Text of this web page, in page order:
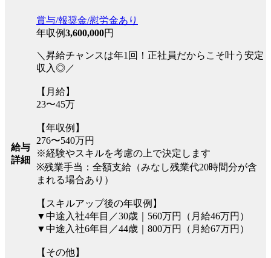
給与
詳細
賞与/報奨金/慰労金あり
年収例3,600,000円
＼昇給チャンスは年1回！正社員だからこそ叶う安定
収入◎／
【月給】
23〜45万
【年収例】
276〜540万円
※経験やスキルを考慮の上で決定します
※残業手当：全額支給（みなし残業代20時間分が含
まれる場合あり）
【スキルアップ後の年収例】
▼中途入社4年目／30歳｜560万円（月給46万円）
▼中途入社6年目／44歳｜800万円（月給67万円）
【その他】